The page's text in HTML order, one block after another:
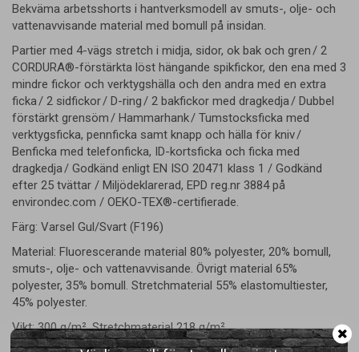
Bekväma arbetsshorts i hantverksmodell av smuts-, olje- och
vattenavvisande material med bomull på insidan.
Partier med 4-vägs stretch i midja, sidor, ok bak och gren / 2
CORDURA®-förstärkta löst hängande spikfickor, den ena med 3
mindre fickor och verktygshälla och den andra med en extra
ficka / 2 sidfickor / D-ring / 2 bakfickor med dragkedja / Dubbel
förstärkt grensöm / Hammarhank / Tumstocksficka med
verktygsficka, pennficka samt knapp och hälla för kniv /
Benficka med telefonficka, ID-kortsficka och ficka med
dragkedja / Godkänd enligt EN ISO 20471 klass 1 / Godkänd
efter 25 tvättar / Miljödeklarerad, EPD reg.nr 3884 på
environdec.com / OEKO-TEX®-certifierade.
Färg: Varsel Gul/Svart (F196)
Material: Fluorescerande material 80% polyester, 20% bomull,
smuts-, olje- och vattenavvisande. Övrigt material 65%
polyester, 35% bomull. Stretchmaterial 55% elastomultiester,
45% polyester.
Vikt: 300 g/m². Stretchmaterial 218 g/m².